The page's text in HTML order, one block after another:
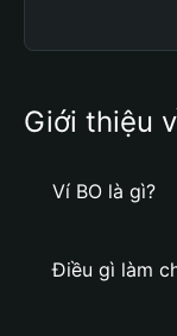
Giới thiệu
Ví BO là gì?
Điều gì làm